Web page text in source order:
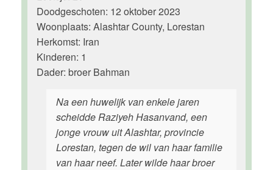
Doodgeschoten: 12 oktober 2023
Woonplaats: Alashtar County, Lorestan
Herkomst: Iran
Kinderen: 1
Dader: broer Bahman
Na een huwelijk van enkele jaren
scheidde Raziyeh Hasanvand, een
jonge vrouw uit Alashtar, provincie
Lorestan, tegen de wil van haar familie
van haar neef. Later wilde haar broer